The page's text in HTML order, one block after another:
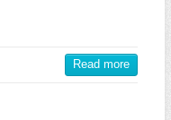
Read more